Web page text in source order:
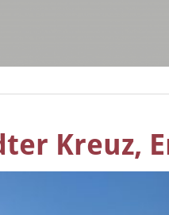
Kreuz,